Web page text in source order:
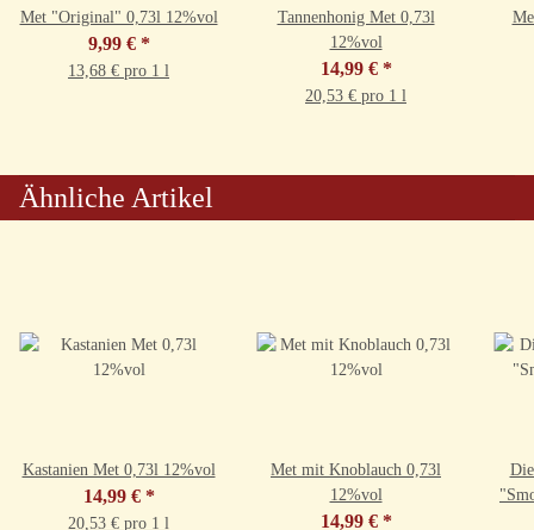
Met "Original" 0,73l 12%vol
9,99 € *
13,68 € pro 1 l
Tannenhonig Met 0,73l
12%vol
14,99 € *
20,53 € pro 1 l
Ähnliche Artikel
Kastanien Met 0,73l 12%vol
14,99 € *
20,53 € pro 1 l
Met mit Knoblauch 0,73l
12%vol
14,99 € *